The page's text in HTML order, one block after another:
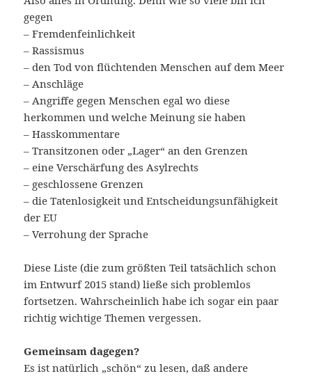
gegen
– Fremdenfeinlichkeit
– Rassismus
– den Tod von flüchtenden Menschen auf dem Meer
– Anschläge
– Angriffe gegen Menschen egal wo diese
herkommen und welche Meinung sie haben
– Hasskommentare
– Transitzonen oder „Lager“ an den Grenzen
– eine Verschärfung des Asylrechts
– geschlossene Grenzen
– die Tatenlosigkeit und Entscheidungsunfähigkeit
der EU
– Verrohung der Sprache
Diese Liste (die zum größten Teil tatsächlich schon
im Entwurf 2015 stand) ließe sich problemlos
fortsetzen. Wahrscheinlich habe ich sogar ein paar
richtig wichtige Themen vergessen.
Gemeinsam dagegen?
Es ist natürlich „schön“ zu lesen, daß andere